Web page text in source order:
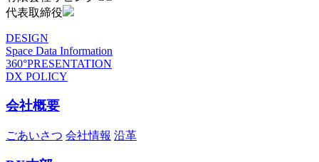
代表取締役
DESIGN
Space Data Information
360°PRESENTATION
DX POLICY
会社概要
ごあいさつ 会社情報 沿革